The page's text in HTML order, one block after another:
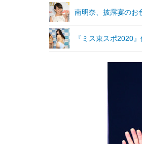
南明奈、披露宴のお
『ミス東スポ2020